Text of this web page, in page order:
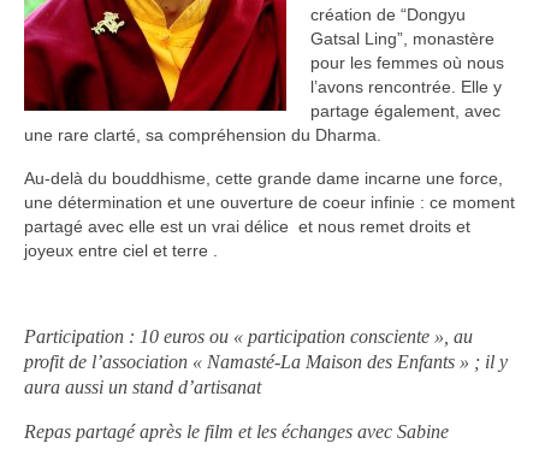
création de “Dongyu
Gatsal Ling”, monastère
pour les femmes où nous
l’avons rencontrée. Elle y
partage également, avec
une rare clarté, sa compréhension du Dharma.
Au-delà du bouddhisme, cette grande dame incarne une force,
une détermination et une ouverture de coeur infinie : ce moment
partagé avec elle est un vrai délice et nous remet droits et
joyeux entre ciel et terre .
Participation : 10 euros ou « participation consciente », au
profit de l’association « Namasté-La Maison des Enfants » ; il y
aura aussi un stand d’artisanat
Repas partagé après le film et les échanges avec Sabine